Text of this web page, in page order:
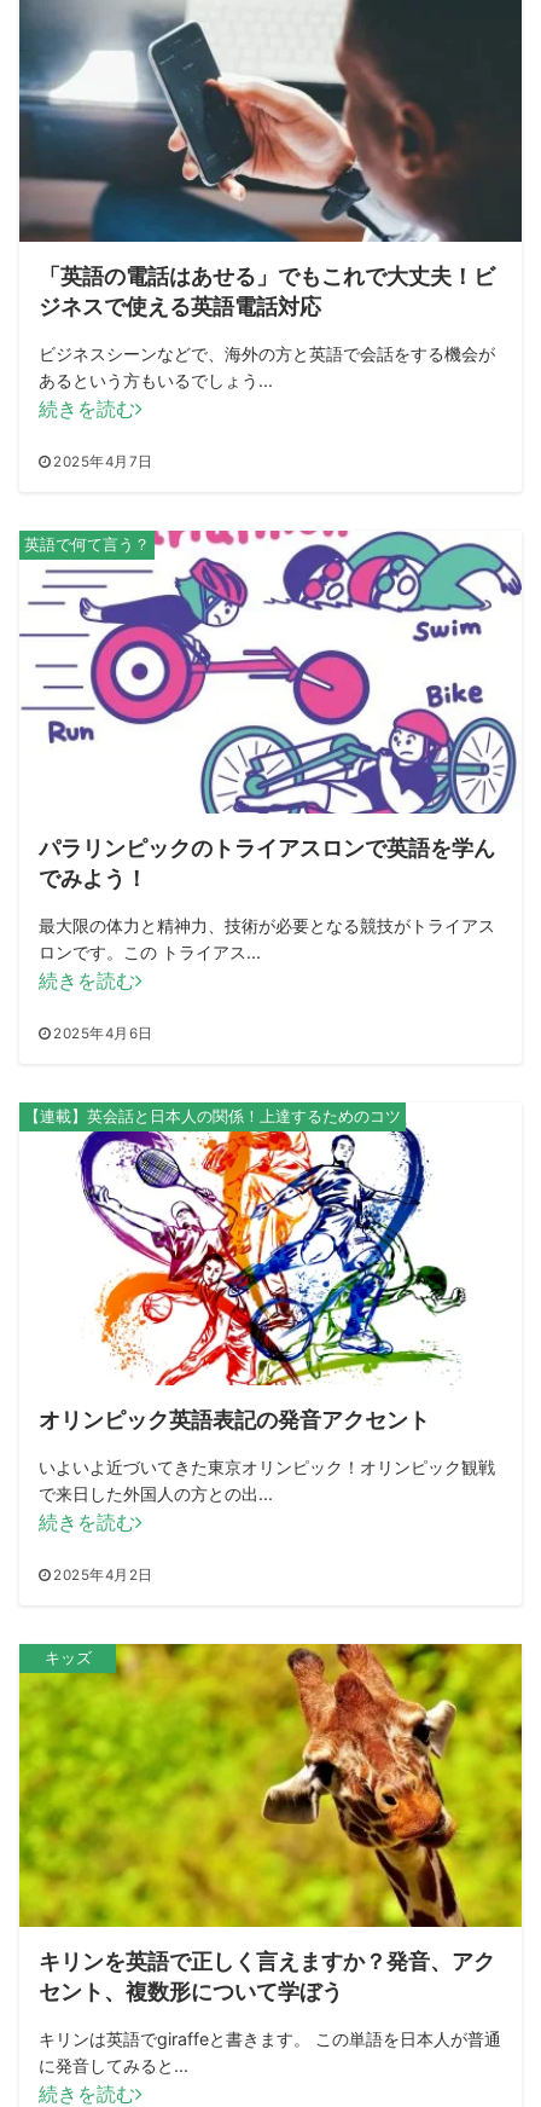
「英語の電話はあせる」でもこれで大丈夫！ビ
ジネスで使える英語電話対応
ビジネスシーンなどで、海外の方と英語で会話をする機会が
あるという方もいるでしょう...
2025年4月7日
続きを読む
英語で何て言う？
パラリンピックのトライアスロンで英語を学ん
でみよう！
最大限の体力と精神力、技術が必要となる競技がトライアス
ロンです。この トライアス...
2025年4月6日
続きを読む
【連載】英会話と日本人の関係！上達するためのコツ
オリンピック英語表記の発音アクセント
いよいよ近づいてきた東京オリンピック！オリンピック観戦
で来日した外国人の方との出...
2025年4月2日
続きを読む
キッズ
キリンを英語で正しく言えますか？発音、アク
セント、複数形について学ぼう
キリンは英語でgiraffeと書きます。 この単語を日本人が普通
に発音してみると...
続きを読む